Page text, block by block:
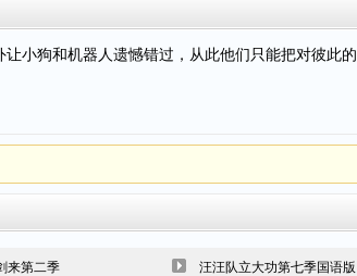
小狗和机器人遗憾错过，从此他们只能把对彼此的
来第二季 汪汪队立大功第七季国语版